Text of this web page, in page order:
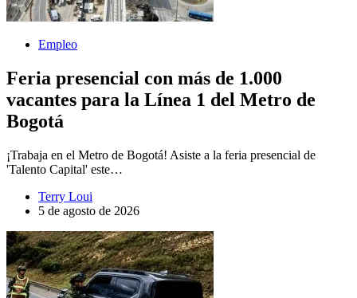
Empleo
Feria presencial con más de 1.000
vacantes para la Línea 1 del Metro de
Bogotá
¡Trabaja en el Metro de Bogotá! Asiste a la feria presencial de
'Talento Capital' este…
Terry Loui
5 de agosto de 2026